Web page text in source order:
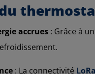
accrues : Grâce à
: La connectivité